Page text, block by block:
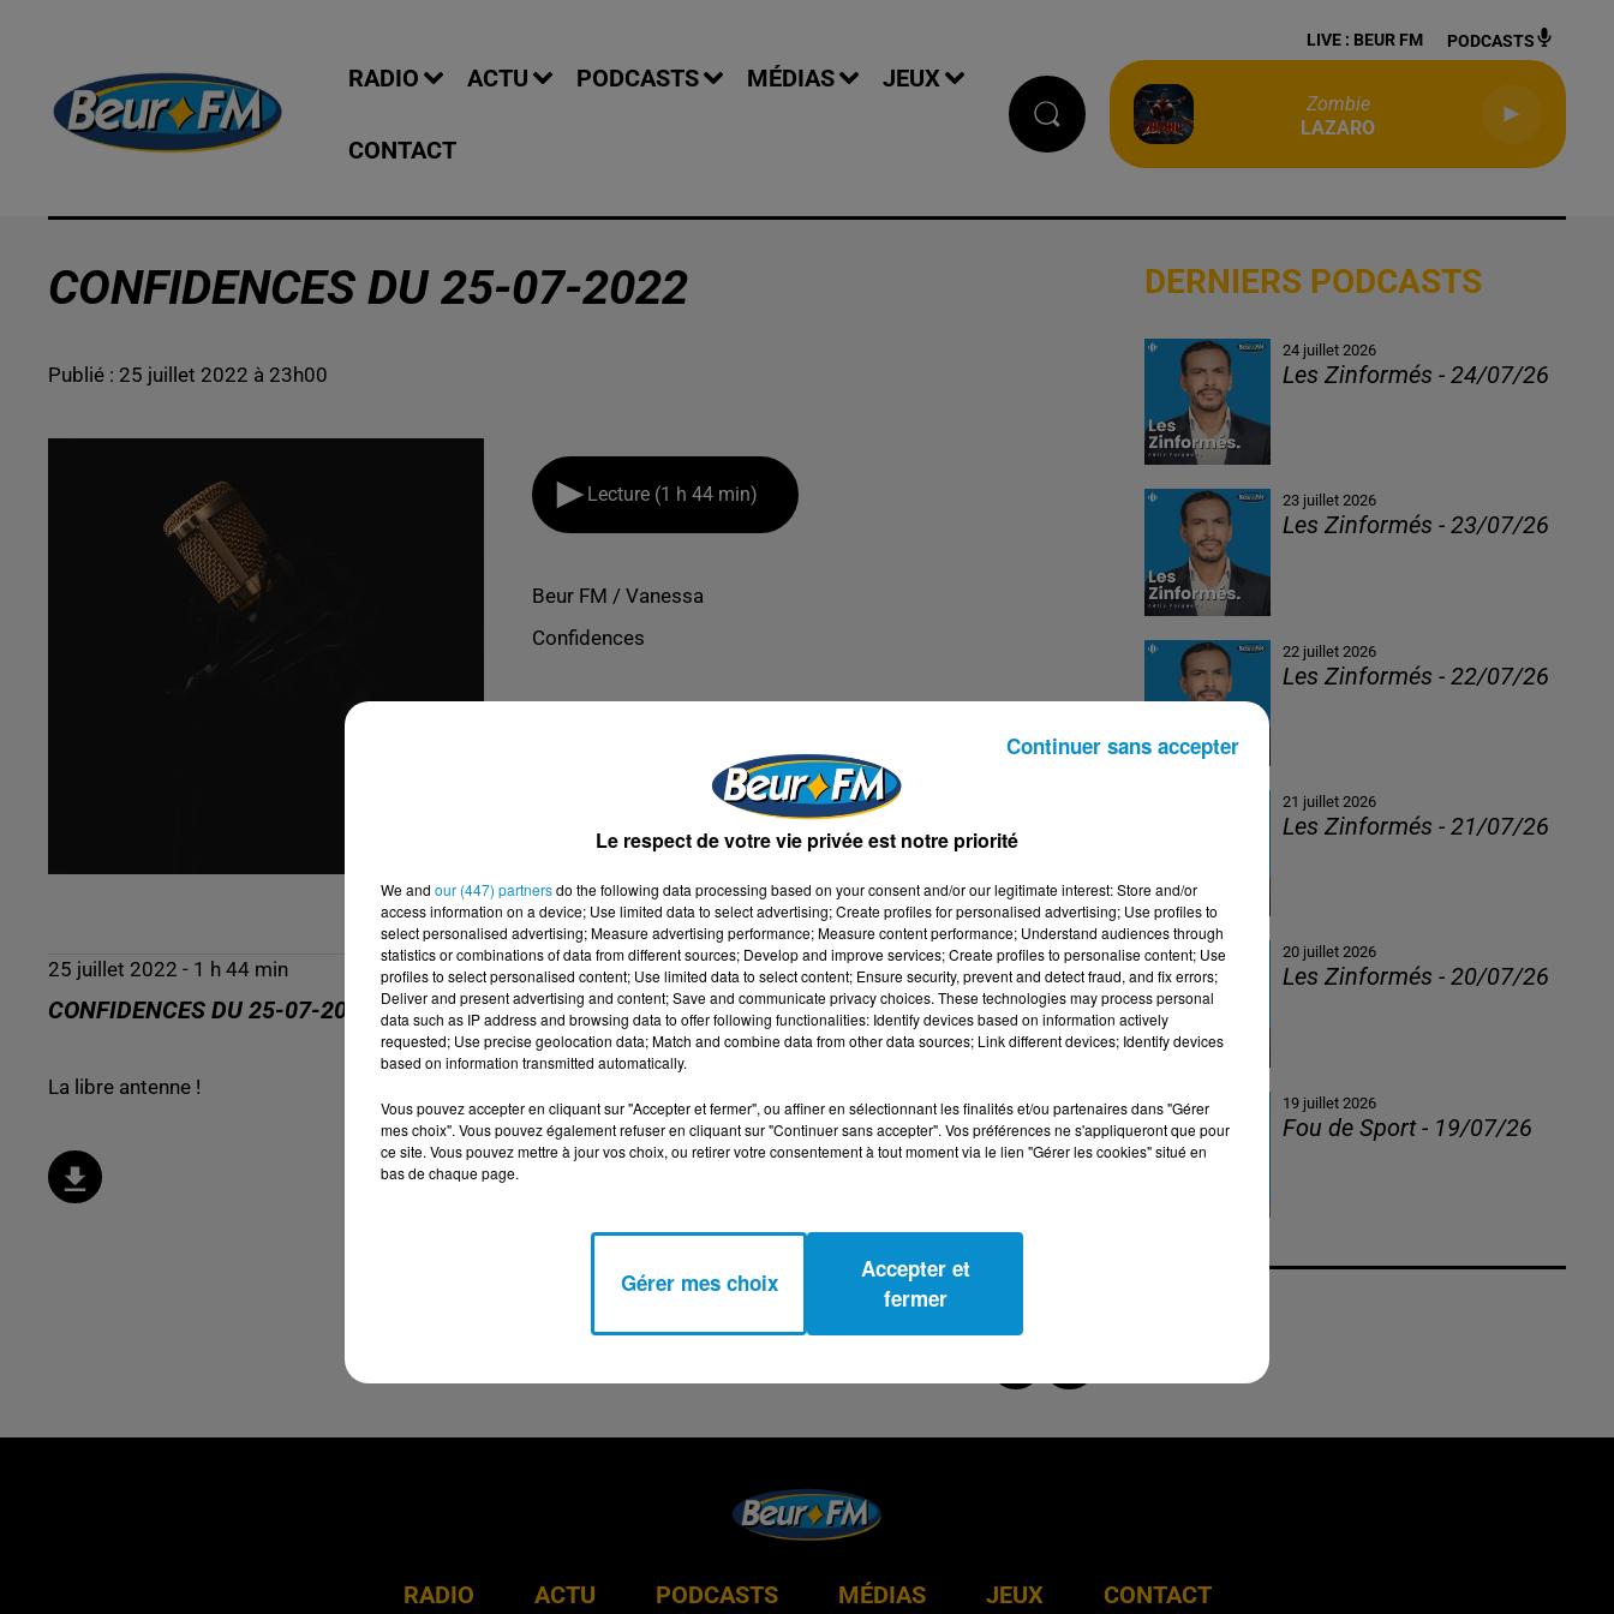
RADIO ACTU PODCASTS MÉDIAS JEUX
CONTACT
LIVE : BEUR FM PODCASTS
Zombie
LAZARO
CONFIDENCES DU 25-07-2022
Publié : 25 juillet 2022 à 23h00
Lecture (1 h 44 min)
Beur FM / Vanessa
Confidences
25 juillet 2022 - 1 h 44 min
CONFIDENCES DU 25-07-2022
La libre antenne !
DERNIERS PODCASTS
24 juillet 2026
Les Zinformés - 24/07/26
23 juillet 2026
Les Zinformés - 23/07/26
22 juillet 2026
Les Zinformés - 22/07/26
21 juillet 2026
Les Zinformés - 21/07/26
20 juillet 2026
Les Zinformés - 20/07/26
19 juillet 2026
Fou de Sport - 19/07/26
RADIO ACTU PODCASTS MÉDIAS JEUX CONTACT
Le respect de votre vie privée est notre priorité
We and our (447) partnersdo the following data processing based on your consent and/or our legitimate interest: Store and/or
access information on a device; Use limited data to select advertising; Create profiles for personalised advertising; Use profiles to
select personalised advertising; Measure advertising performance; Measure content performance; Understand audiences through
statistics or combinations of data from different sources; Develop and improve services; Create profiles to personalise content; Use
profiles to select personalised content; Use limited data to select content; Ensure security, prevent and detect fraud, and fix errors;
Deliver and present advertising and content; Save and communicate privacy choices. These technologies may process personal
data such as IP address and browsing data to offer following functionalities: Identify devices based on information actively
requested; Use precise geolocation data; Match and combine data from other data sources; Link different devices; Identify devices
based on information transmitted automatically.
Vous pouvez accepter en cliquant sur "Accepter et fermer", ou affiner en sélectionnant les finalités et/ou partenaires dans "Gérer
mes choix". Vous pouvez également refuser en cliquant sur "Continuer sans accepter". Vos préférences ne s'appliqueront que pour
ce site. Vous pouvez mettre à jour vos choix, ou retirer votre consentement à tout moment via le lien "Gérer les cookies" situé en
bas de chaque page.
Gérer mes choix
Accepter et
fermer
Continuer sans accepter